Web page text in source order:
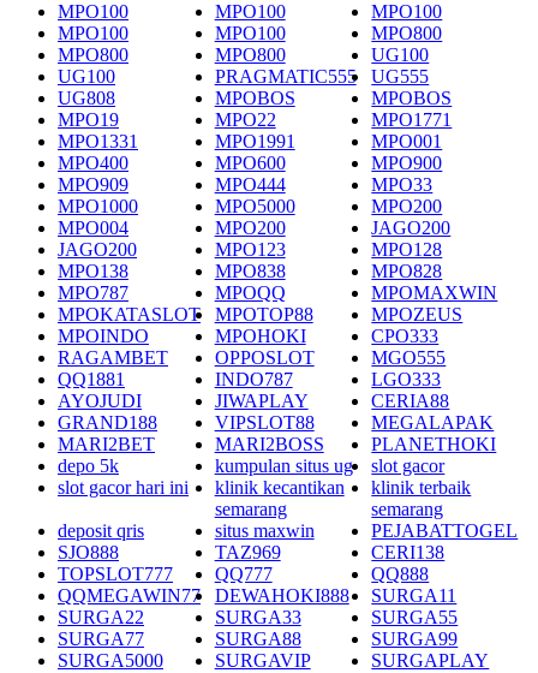
MPO100 MPO100
MPO100
MPO100
MPO100
MPO800
MPO800
MPO800
UG100
UG100
PRAGMATIC555
UG555
UG808
MPOBOS
MPOBOS
MPO19
MPO22
MPO1771
MPO1331
MPO1991
MPO001
MPO400
MPO600
MPO900
MPO909
MPO444
MPO33
MPO1000
MPO5000
MPO200
MPO004
MPO200
JAGO200
JAGO200
MPO123
MPO128
MPO138
MPO838
MPO828
MPO787
MPOQQ
MPOMAXWIN
MPOKATASLOT
MPOTOP88
MPOZEUS
MPOINDO
MPOHOKI
CPO333
RAGAMBET
OPPOSLOT
MGO555
QQ1881
INDO787
LGO333
AYOJUDI
JIWAPLAY
CERIA88
GRAND188
VIPSLOT88
MEGALAPAK
MARI2BET
MARI2BOSS
PLANETHOKI
depo 5k
kumpulan situs ug
slot gacor
slot gacor hari ini
klinik kecantikan
semarang
klinik terbaik
semarang
deposit qris
situs maxwin
PEJABATTOGEL
SJO888
TAZ969
CERI138
TOPSLOT777
QQ777
QQ888
QQMEGAWIN77
DEWAHOKI888
SURGA11
SURGA22
SURGA33
SURGA55
SURGA77
SURGA88
SURGA99
SURGA5000
SURGAVIP
SURGAPLAY